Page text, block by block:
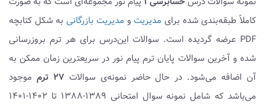
کاملاً طبقه‌بندی شده برای مدیریتو مدیریت بازرگانیبه شکل کتابچه
PDF عرضه گردیده است. سوالات این‌درس برای هر ترم بروزرسانی
شده و آخرین سوالات پایان ترم پیام نور در سریعترین زمان ممکن به
آن اضافه می‌شود. در حال حاضر نمونه‌ی سوالات ۲۷ ترم
موجود
می‌باشد که شامل نمونه سوال امتحانی ۱۳۸۹-۱۳۸۸ تا ۱۴۰۲-۱۴۰۱